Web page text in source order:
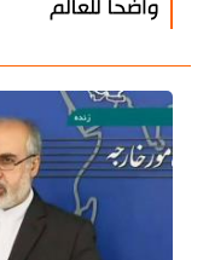
واضحا للعالم